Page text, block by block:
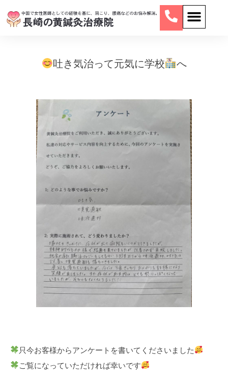
吐き気治って元気に学校 へ
只今お客様からアンケートを書いてくださいました
ご覧になっていただければ幸いです